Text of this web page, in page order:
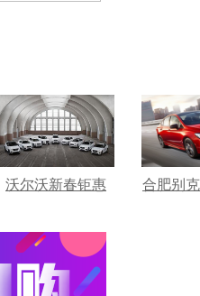
沃尔沃新春钜惠 合肥别